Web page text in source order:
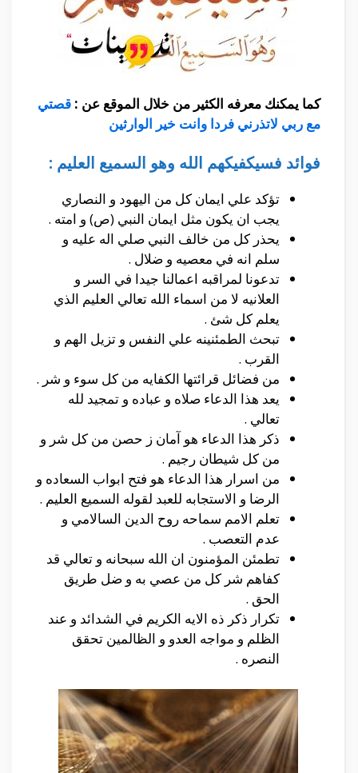
كما يمكنك معرفه الكثير من خلال الموقع عن : قصتي
مع ربي لاتذرني فردا وانت خير الوارثين
فوائد فسيكفيكهم الله وهو السميع العليم :
تؤكد علي ايمان كل من اليهود و النصاري
يجب ان يكون مثل ايمان النبي (ص) و امته .
يحذر كل من خالف النبي صلي اله عليه و
سلم انه في معصيه و ضلال .
تدعونا لمراقبه اعمالنا جيدا في السر و
العلانيه لا من اسماء الله تعالي العليم الذي
يعلم كل شئ .
تبحث الطمئنينه علي النفس و تزيل الهم و
القرب .
من فضائل قرائتها الكفايه من كل سوء و شر .
يعد هذا الدعاء صلاه و عباده و تمجيد لله
تعالي .
ذكر هذا الدعاء هو آمان ز حصن من كل شر و
من كل شيطان رجيم .
من اسرار هذا الدعاء هو فتح ابواب السعاده و
الرضا و الاستجابه للعبد لقوله السميع العليم .
تعلم الامم سماحه روح الدين السالامي و
عدم التعصب .
تطمئن المؤمنون ان الله سبحانه و تعالي قد
كفاهم شر كل من عصي به و ضل طريق
الحق .
تكرار ذكر ذه الايه الكريم في الشدائد و عند
الظلم و مواجه العدو و الظالمين تحقق
النصره .